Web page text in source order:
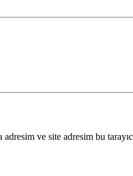
ve site adresim bu